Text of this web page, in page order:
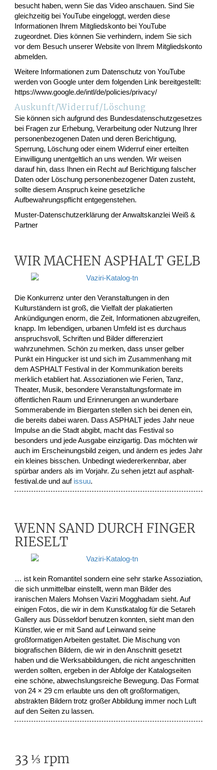
besucht haben, wenn Sie das Video anschauen. Sind Sie
gleichzeitig bei YouTube eingeloggt, werden diese
Informationen Ihrem Mitgliedskonto bei YouTube
zugeordnet. Dies können Sie verhindern, indem Sie sich
vor dem Besuch unserer Website von Ihrem Mitgliedskonto
abmelden.
Weitere Informationen zum Datenschutz von YouTube
werden von Google unter dem folgenden Link bereitgestellt:
https://www.google.de/intl/de/policies/privacy/
Auskunft/Widerruf/Löschung
Sie können sich aufgrund des Bundesdatenschutzgesetzes
bei Fragen zur Erhebung, Verarbeitung oder Nutzung Ihrer
personenbezogenen Daten und deren Berichtigung,
Sperrung, Löschung oder einem Widerruf einer erteilten
Einwilligung unentgeltlich an uns wenden. Wir weisen
darauf hin, dass Ihnen ein Recht auf Berichtigung falscher
Daten oder Löschung personenbezogener Daten zusteht,
sollte diesem Anspruch keine gesetzliche
Aufbewahrungspflicht entgegenstehen.
Muster-Datenschutzerklärung der Anwaltskanzlei Weiß &
Partner
WIR MACHEN ASPHALT GELB
Die Konkurrenz unter den Veranstaltungen in den
Kulturständern ist groß, die Vielfalt der plakatierten
Ankündigungen enorm, die Zeit, Informationen abzugreifen,
knapp. Im lebendigen, urbanen Umfeld ist es durchaus
anspruchsvoll, Schriften und Bilder differenziert
wahrzunehmen. Schön zu merken, dass unser gelber
Punkt ein Hingucker ist und sich im Zusammenhang mit
dem ASPHALT Festival in der Kommunikation bereits
merklich etabliert hat. Assoziationen wie Ferien, Tanz,
Theater, Musik, besondere Veranstaltungsformate im
öffentlichen Raum und Erinnerungen an wunderbare
Sommerabende im Biergarten stellen sich bei denen ein,
die bereits dabei waren. Dass ASPHALT jedes Jahr neue
Impulse an die Stadt abgibt, macht das Festival so
besonders und jede Ausgabe einzigartig. Das möchten wir
auch im Erscheinungsbild zeigen, und ändern es jedes Jahr
ein kleines bisschen. Unbedingt wiedererkennbar, aber
spürbar anders als im Vorjahr. Zu sehen jetzt auf asphalt-
festival.de und auf issuu.
WENN SAND DURCH FINGER
RIESELT
… ist kein Romantitel sondern eine sehr starke Assoziation,
die sich unmittelbar einstellt, wenn man Bilder des
iranischen Malers Mohsen Vaziri Mogghadam sieht. Auf
einigen Fotos, die wir in dem Kunstkatalog für die Setareh
Gallery aus Düsseldorf benutzen konnten, sieht man den
Künstler, wie er mit Sand auf Leinwand seine
großformatigen Arbeiten gestaltet. Die Mischung von
biografischen Bildern, die wir in den Anschnitt gesetzt
haben und die Werksabbildungen, die nicht angeschnitten
werden sollten, ergeben in der Abfolge der Katalogseiten
eine schöne, abwechslungsreiche Bewegung. Das Format
von 24 × 29 cm erlaubte uns den oft großformatigen,
abstrakten Bildern trotz großer Abbildung immer noch Luft
auf den Seiten zu lassen.
33 ⅓ rpm